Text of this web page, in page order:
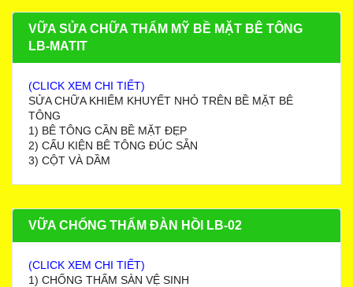
VỮA SỬA CHỮA THẨM MỸ BỀ MẶT BÊ TÔNG
LB-MATIT
(CLICK XEM CHI TIẾT)
SỬA CHỮA KHIẾM KHUYẾT NHỎ TRÊN BỀ MẶT BÊ
TÔNG
1) BÊ TÔNG CẦN BỀ MẶT ĐẸP
2) CẤU KIỆN BÊ TÔNG ĐÚC SẴN
3) CỘT VÀ DẦM
VỮA CHỐNG THẤM ĐÀN HỒI LB-02
(CLICK XEM CHI TIẾT)
1) CHỐNG THẤM SÀN VỆ SINH